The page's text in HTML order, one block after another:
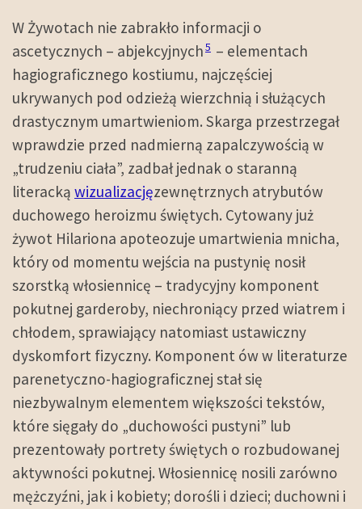
W Żywotach nie zabrakło informacji o
ascetycznych – abjekcyjnych5 – elementach
hagiograficznego kostiumu, najczęściej
ukrywanych pod odzieżą wierzchnią i służących
drastycznym umartwieniom. Skarga przestrzegał
wprawdzie przed nadmierną zapalczywością w
„trudzeniu ciała”, zadbał jednak o staranną
literacką wizualizacjęzewnętrznych atrybutów
duchowego heroizmu świętych. Cytowany już
żywot Hilariona apoteozuje umartwienia mnicha,
który od momentu wejścia na pustynię nosił
szorstką włosiennicę – tradycyjny komponent
pokutnej garderoby, niechroniący przed wiatrem i
chłodem, sprawiający natomiast ustawiczny
dyskomfort fizyczny. Komponent ów w literaturze
parenetyczno-hagiograficznej stał się
niezbywalnym elementem większości tekstów,
które sięgały do „duchowości pustyni” lub
prezentowały portrety świętych o rozbudowanej
aktywności pokutnej. Włosiennicę nosili zarówno
mężczyźni, jak i kobiety; dorośli i dzieci; duchowni i